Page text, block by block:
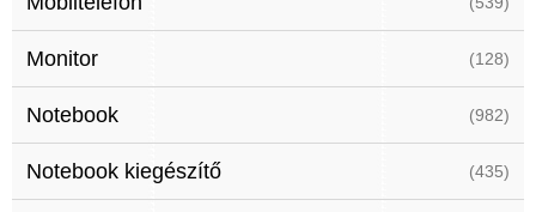
Monitor (128)
Notebook (982)
Notebook kiegészítő (435)